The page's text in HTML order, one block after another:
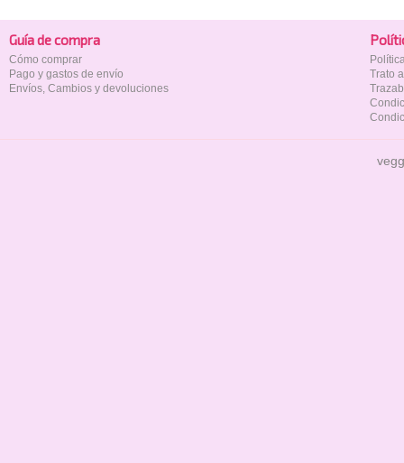
Guía de compra
Cómo comprar
Pago y gastos de envío
Envíos, Cambios y devoluciones
Trato